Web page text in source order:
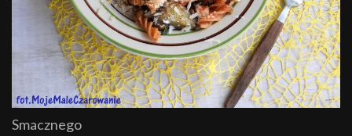
Smacznego